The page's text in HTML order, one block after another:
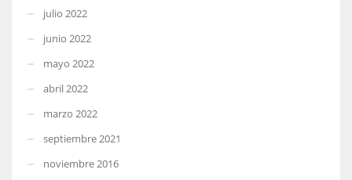
julio 2022
junio 2022
mayo 2022
abril 2022
marzo 2022
septiembre 2021
noviembre 2016